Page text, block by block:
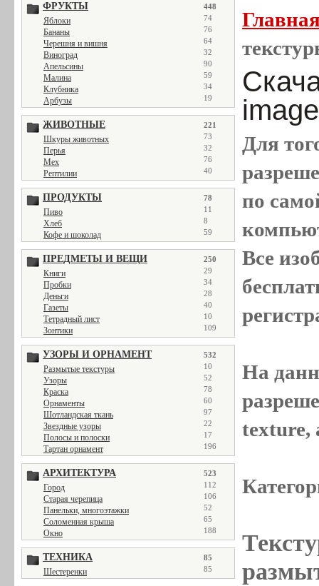
ФРУКТЫ 448
Яблоки 74
Бананы 76
Черешня и вишня 64
Виноград 32
Апельсины 90
Малина 59
Клубника 34
Арбузы 19
ЖИВОТНЫЕ 221
Шкуры животных 73
Перья 32
Мех 76
Рептилии 40
ПРОДУКТЫ 78
Пиво 11
Хлеб 8
Кофе и шоколад 59
ПРЕДМЕТЫ И ВЕЩИ 250
Книги 29
Пробки 34
Деньги 28
Газеты 40
Тетрадный лист 10
Зонтики 109
УЗОРЫ И ОРНАМЕНТ 532
Размытые текстуры 10
Узоры 52
Краска 78
Орнаменты 60
Шотландская ткань 97
Звездные узоры 22
Полосы и полоски 17
Тартан орнамент 196
АРХИТЕКТУРА 523
Город 112
Старая черепица 106
Панельки, многоэтажки 52
Соломенная крыша 65
Окно 188
ТЕХНИКА 85
Шестеренки 85
image
Для
по
Все
На
texture,